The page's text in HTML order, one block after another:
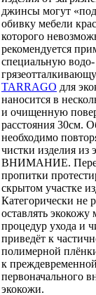
джинсы могут
обивку мебели
которого
рекомендуется
специальную
TARRAGO для
наносится в
и очищенную
расстояния 30см.
необходимо
чистки изделия из
ВНИМАНИЕ.
пропитки
скрытом участке
Категорически не
оставлять экокожу
процедур ухода и
приведёт к
полимерной
к
первоначального
экокожи.